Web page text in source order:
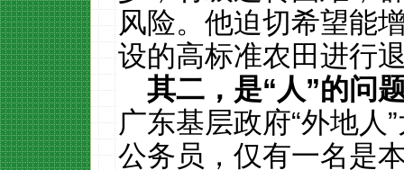
风险。他迫切希望能
设的高标准农田进行
其二，是“人”的问
广东基层政府“外地人
公务员，仅有一名是